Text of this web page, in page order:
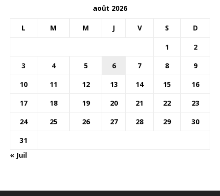
août 2026
L M M J V S D
1
2
3
4 5 6 7 8
9
10
11 12 13 14 15
16
17
18 19 20 21 22
23
24
25 26 27 28 29
30
31
« Juil